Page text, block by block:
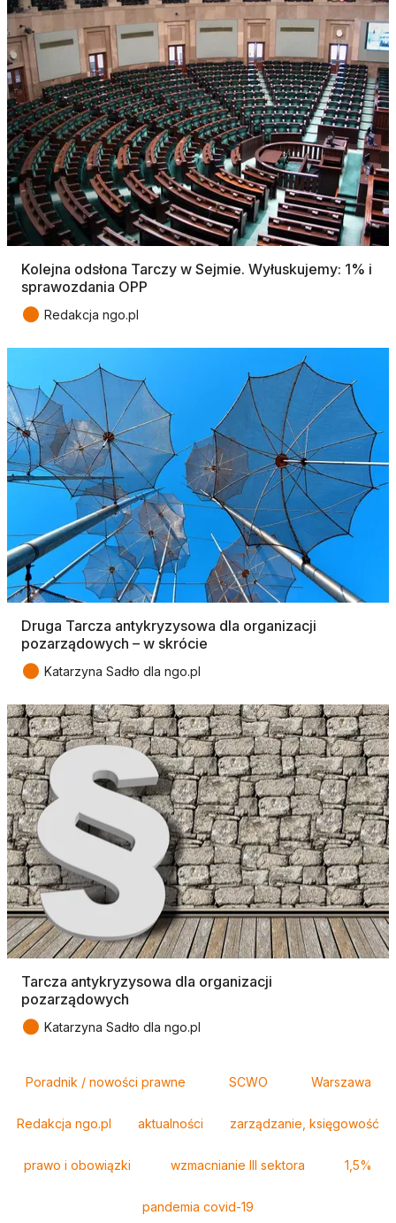
Kolejna odsłona Tarczy w Sejmie. Wyłuskujemy: 1% i
sprawozdania OPP
● Redakcja ngo.pl
Druga Tarcza antykryzysowa dla organizacji
pozarządowych – w skrócie
● Katarzyna Sadło dla ngo.pl
Tarcza antykryzysowa dla organizacji
pozarządowych
● Katarzyna Sadło dla ngo.pl
Poradnik / nowości prawne SCWO Warszawa
Redakcja ngo.pl aktualności zarządzanie, księgowość
prawo i obowiązki wzmacnianie III sektora 1,5%
pandemia covid-19